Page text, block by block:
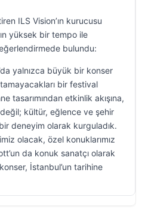
ILS Vision’ın kurucusu
yüksek bir tempo ile
bulundu:
yalnızca büyük bir konser
bir festival
tasarımından etkinlik akışına,
kültür, eğlence ve şehir
deneyim olarak kurguladık.
olacak, özel konuklarımız
da konuk sanatçı olarak
İstanbul’un tarihine